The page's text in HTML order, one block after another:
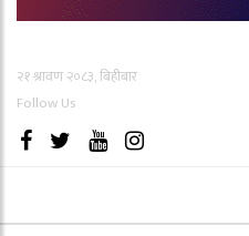
२१ श्रावण २०८३, बिहीबार
Follow Us